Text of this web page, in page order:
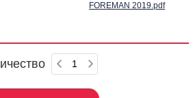
FOREMAN 2019.pdf